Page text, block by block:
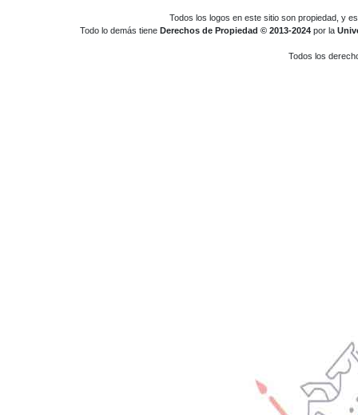
Todos los logos en este sitio son propiedad, y
Todo lo demás tiene Derechos de Propiedad © 2013-2024por la
Todos los